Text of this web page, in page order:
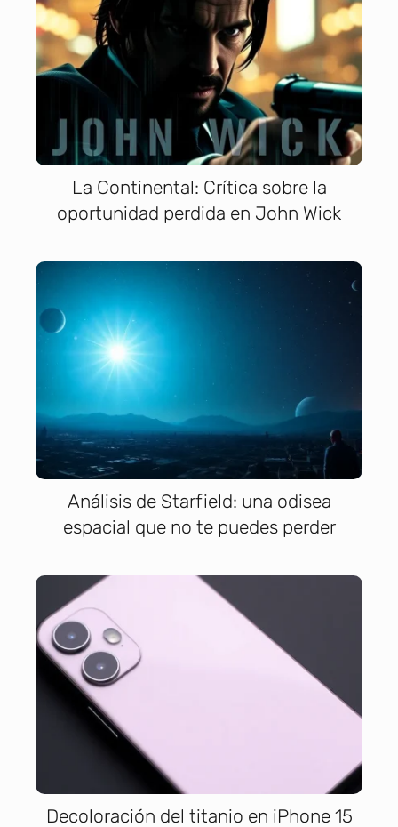
La Continental: Crítica sobre la
oportunidad perdida en John Wick
Análisis de Starfield: una odisea
espacial que no te puedes perder
Decoloración del titanio en iPhone 15